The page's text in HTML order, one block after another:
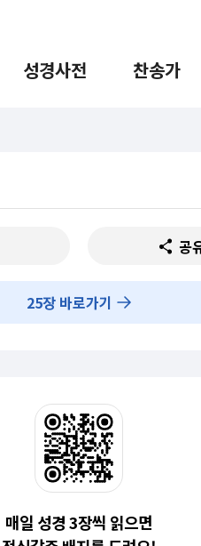
성경사전 찬송가
공
25장 바로가기
매일 성경 3장씩 읽으면